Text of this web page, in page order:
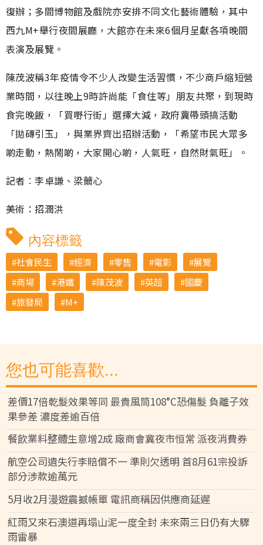
復辦；多間博物館及戲院亦安排不同文化藝術體驗，其中
西九M+舉行夜間展廳，大館亦在未來6個月呈獻各項晚間
表演及展覽。
陳茂波稱3年疫情令不少人改變生活習慣，不少商戶縮短營
業時間，以往晚上9時許尚能「食住等」朋友共聚，到現時
食完晚飯，「買嘢行街」選擇大減，政府冀帶頭搞活動
「拋磚引玉」，與業界齊出招辦活動，「希望市民大眾多
啲走動，熱鬧啲，大家開心啲，人氣旺，自然財氣旺」。
記者︰李卓謙、梁薾心
美術：招潤洪
內容標籤
社會民生 經濟 零售 電影
展覽
商場
港鐵 陳茂波 英超
國慶
旅發局
M+
您也可能喜歡...
差價17倍乾髮效果等同 最貴風筒108°C恐傷髮 負離子效
果參差 濃度差逾百倍
餐飲業料整體生意增2成 廠商會冀夜市恒常 派夜消費券
航空公司遺失行李賠償不一 準則欠透明 首8月61宗投訴
部分涉款逾萬元
5月收2月漫遊震撼帳單 電訊商稱因供應商延遲
紅雨又來石澳道再塌山泥一度全封 未來兩三日仍有大驟
雨雷暴